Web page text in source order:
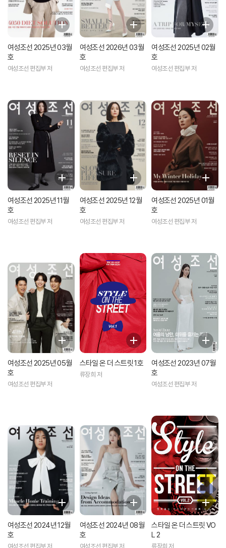
여성조선 2025년 03월
호
여성조선 편집부 저
여성조선 2026년 03월
호
여성조선 편집부 저
여성조선 2025년 02월
호
여성조선 편집부 저
여성조선 2025년 11월
호
여성조선 편집부 저
여성조선 2025년 12월
호
여성조선 편집부 저
여성조선 2025년 01월
호
여성조선 편집부 저
여성조선 2025년 05월
호
여성조선 편집부 저
스타일 온 더 스트릿 1호
류장희 저
여성조선 2023년 07월
호
여성조선 편집부 저
여성조선 2024년 12월
호
여성조선 편집부 저
여성조선 2024년 08월
호
여성조선 편집부 저
스타일 온 더 스트릿 VO
L 2
류장희 저